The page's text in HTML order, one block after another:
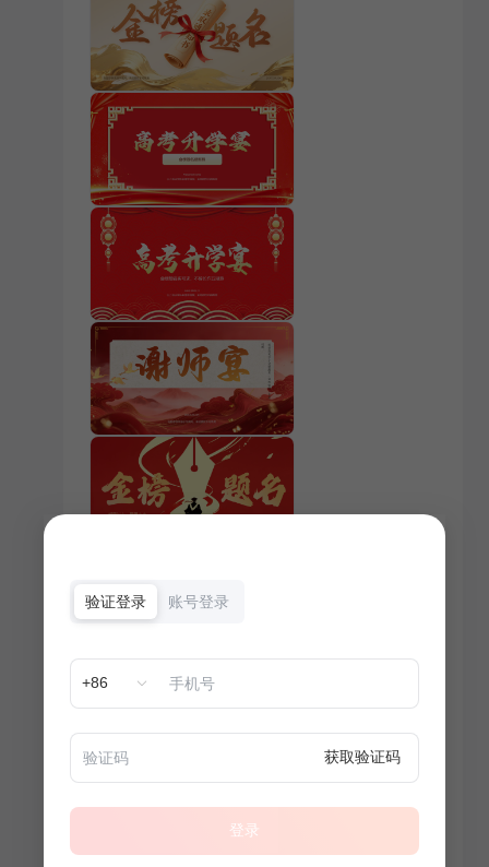
验证登录 账号登录
+86
获取验证码
登录